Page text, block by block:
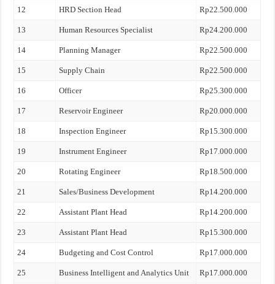
12 HRD Section Head Rp22.500.000
13 Human Resources Specialist Rp24.200.000
14 Planning Manager Rp22.500.000
15 Supply Chain Rp22.500.000
16 Officer Rp25.300.000
17 Reservoir Engineer Rp20.000.000
18 Inspection Engineer Rp15.300.000
19 Instrument Engineer Rp17.000.000
20 Rotating Engineer Rp18.500.000
21 Sales/Business Development Rp14.200.000
22 Assistant Plant Head Rp14.200.000
23 Assistant Plant Head Rp15.300.000
24 Budgeting and Cost Control Rp17.000.000
25 Business Intelligent and Analytics Unit Rp17.000.000